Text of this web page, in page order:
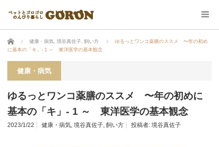
ホーム 健康・病気 境谷真佐子 飼い方
ゆるっとワンコ薬膳のススメ 〜年の初め
に基本の「キ」- 1 ～ 東洋医学の基本観念
健康・病気
ゆるっとワンコ薬膳のススメ 〜年の初めに
基本の「キ」- 1 ～ 東洋医学の基本観念
2023/1/22 健康・病気, 境谷真佐子, 飼い方 投稿者: 境谷真佐子